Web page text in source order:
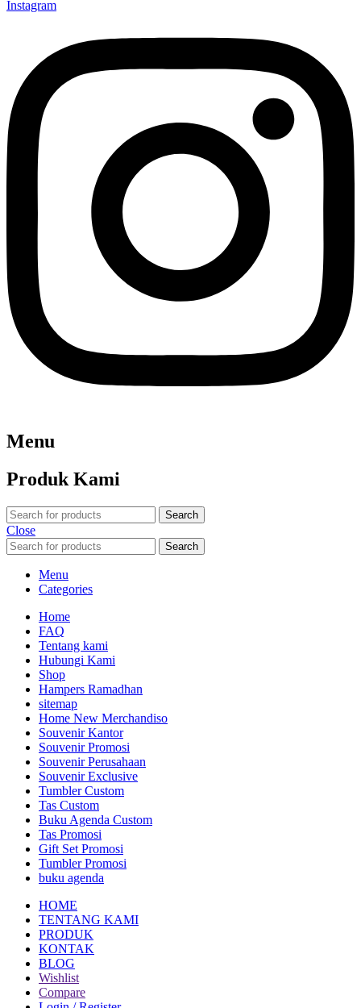
Instagram
Menu
Produk Kami
Search
Close
Search
Menu
Categories
Home
FAQ
Tentang kami
Hubungi Kami
Shop
Hampers Ramadhan
sitemap
Home New Merchandiso
Souvenir Kantor
Souvenir Promosi
Souvenir Perusahaan
Souvenir Exclusive
Tumbler Custom
Tas Custom
Buku Agenda Custom
Tas Promosi
Gift Set Promosi
Tumbler Promosi
buku agenda
HOME
TENTANG KAMI
PRODUK
KONTAK
BLOG
Wishlist
Compare